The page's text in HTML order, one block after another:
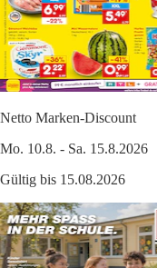
Netto Marken-Discount
Mo. 10.8. - Sa. 15.8.2026
Gültig bis 15.08.2026